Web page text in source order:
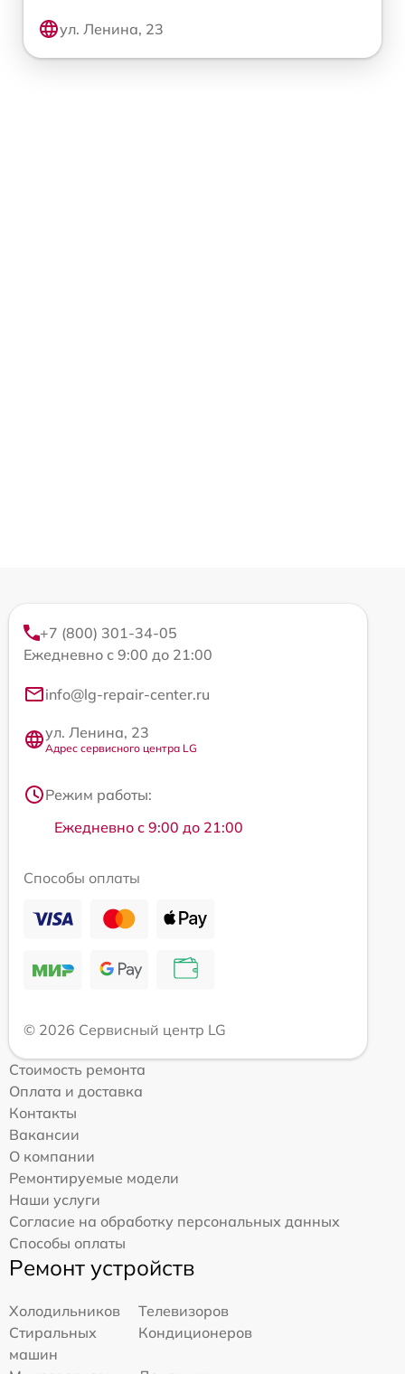
ул. Ленина, 23
+7 (800) 301-34-05
Ежедневно с 9:00 до 21:00
info@lg-repair-center.ru
ул. Ленина, 23
Адрес сервисного центра LG
Режим работы:
Ежедневно с 9:00 до 21:00
Способы оплаты
© 2026 Сервисный центр LG
Стоимость ремонта
Оплата и доставка
Контакты
Вакансии
О компании
Ремонтируемые модели
Наши услуги
Согласие на обработку персональных данных
Способы оплаты
Ремонт устройств
Холодильников
Телевизоров
Стиральных
машин
Кондиционеров